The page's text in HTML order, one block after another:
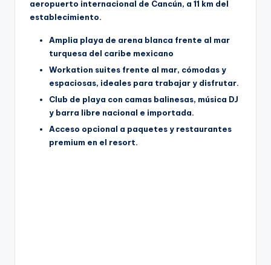
aeropuerto internacional de Cancún, a 11 km del
establecimiento.
Amplia playa de arena blanca frente al mar
turquesa del caribe mexicano
Workation suites frente al mar, cómodas y
espaciosas, ideales para trabajar y disfrutar.
Club de playa con camas balinesas, música DJ
y barra libre nacional e importada.
Acceso opcional a paquetes y restaurantes
premium en el resort.